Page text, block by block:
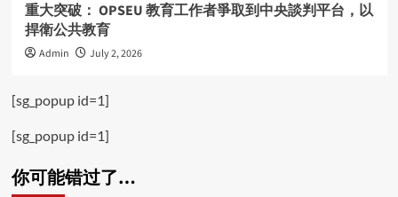
重大突破： OPSEU 教育工作者爭取到中央談判平台，以
捍衛公共教育
Admin July 2, 2026
[sg_popup id=1]
[sg_popup id=1]
你可能错过了…